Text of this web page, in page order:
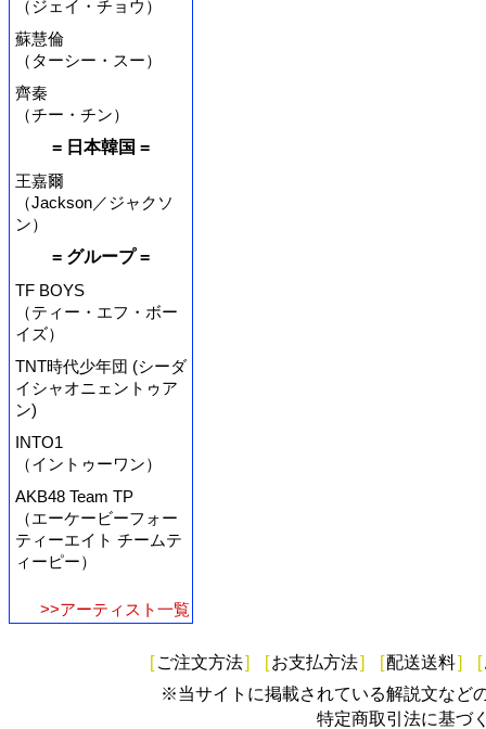
（ジェイ・チョウ）
蘇慧倫
（ターシー・スー）
齊秦
（チー・チン）
= 日本韓国 =
王嘉爾
（Jackson／ジャクソ
ン）
= グループ =
TF BOYS
（ティー・エフ・ボー
イズ）
TNT時代少年団 (シーダ
イシャオニェントゥア
ン)
INTO1
（イントゥーワン）
AKB48 Team TP
（エーケービーフォー
ティーエイト チームテ
ィーピー）
>>アーティスト一覧
[ ご注文方法] [お支払方法] [配送送料] [
※当サイトに掲載されている解説文など
特定商取引法に基づ